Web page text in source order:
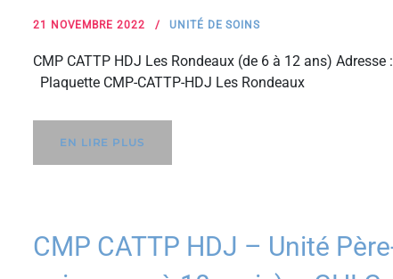
21 NOVEMBRE 2022 UNITÉ DE SOINS
CMP CATTP HDJ Les Rondeaux (de 6 à 12 ans)
Plaquette CMP-CATTP-HDJ Les Rondeaux
EN LIRE PLUS
CMP CATTP HDJ – Unité